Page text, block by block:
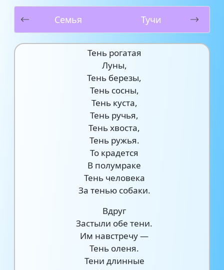
Семья Тучи
Тень рогатая
Луны,
Тень березы,
Тень сосны,
Тень куста,
Тень ручья,
Тень хвоста,
Тень ружья.
То крадется
В полумраке
Тень человека
За тенью собаки.
Вдруг
Застыли обе тени.
Им навстречу —
Тень оленя.
Тени длинные